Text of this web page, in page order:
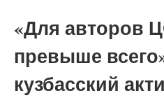
«Для авторов
превыше
кузбасский